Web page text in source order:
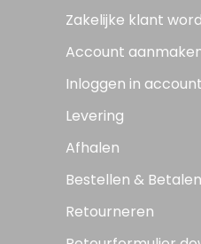
Zakelijke klant
Account
Inloggen in account
Levering
Afhalen
Bestellen & Betalen
Retourneren